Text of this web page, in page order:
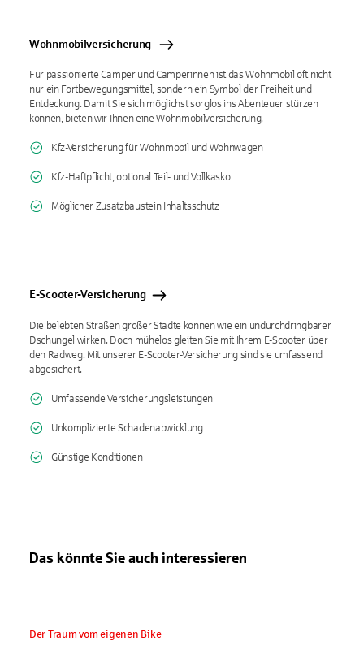
Wohnmobilversicherung
Für passionierte Camper und Camperinnen ist das Wohnmobil oft nicht
nur ein Fortbewegungsmittel, sondern ein Symbol der Freiheit und
Entdeckung. Damit Sie sich möglichst sorglos ins Abenteuer stürzen
können, bieten wir Ihnen eine Wohnmobilversicherung.
Kfz-Versicherung für Wohnmobil und Wohnwagen
Kfz-Haftpflicht, optional Teil- und Vollkasko
Möglicher Zusatzbaustein Inhaltsschutz
E-Scooter-Versicherung
Die belebten Straßen großer Städte können wie ein undurchdringbarer
Dschungel wirken. Doch mühelos gleiten Sie mit Ihrem E-Scooter über
den Radweg. Mit unserer E-Scooter-Versicherung sind sie umfassend
abgesichert.
Umfassende Versicherungsleistungen
Unkomplizierte Schadenabwicklung
Günstige Konditionen
Das könnte Sie auch interessieren
Der Traum vom eigenen Bike